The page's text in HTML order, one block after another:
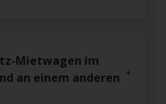
Mietwagen im
an einem anderen